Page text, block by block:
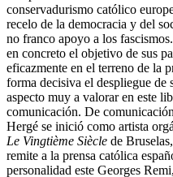
conservadurismo católico
recelo de la democracia y del
no franco apoyo a los
en concreto el objetivo de sus
eficazmente en el terreno de la
forma decisiva el despliegue de
aspecto muy a valorar en este
comunicación. De
Hergé se inició como artista
Le Vingtième Siècle de
remite a la prensa católica
personalidad este Georges